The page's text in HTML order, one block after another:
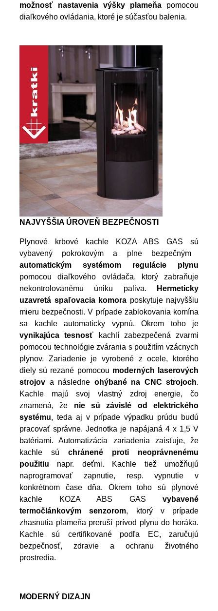
možnosť nastavenia výšky plameňa pomocou
diaľkového ovládania, ktoré je súčasťou balenia.
NAJVYŠŠIA ÚROVEŇ BEZPEČNOSTI
Plynové krbové kachle KOZA ABS GAS sú
vybavený pokrokovým a plne bezpečným
automatickým systémom regulácie plynu
pomocou diaľkového ovládača, ktorý zabraňuje
nekontrolovanému úniku paliva.
Hermeticky
uzavretá spaľovacia komora poskytuje najvyššiu
mieru bezpečnosti. V prípade zablokovania komína
sa kachle automaticky vypnú. Okrem toho je
vynikajúca tesnosť kachlí zabezpečená zvarmi
pomocou technológie zvárania s použitím vzácnych
plynov. Zariadenie je vyrobené z ocele, ktorého
diely sú rezané pomocou moderných laserových
strojov a následne ohýbané na CNC strojoch.
Kachle majú svoj vlastný zdroj energie, čo
znamená, že nie sú závislé od elektrického
systému, teda aj v prípade výpadku prúdu budú
pracovať správne. Jednotka je napájaná 4 x 1,5 V
batériami. Automatizácia zariadenia zaisťuje, že
kachle sú chránené proti neoprávnenému
použitiu napr. deťmi. Kachle tiež umožňujú
naprogramovať zapnutie, resp. vypnutie v
konkrétnom čase dňa. Okrem toho sú plynové
kachle KOZA ABS GAS vybavené
termočlánkovým senzorom, ktorý v prípade
zhasnutia plameňa preruší prívod plynu do horáka.
Kachle sú certifikované podľa EC, zaručujú
bezpečnosť, zdravie a ochranu životného
prostredia.
MODERNÝ DIZAJN